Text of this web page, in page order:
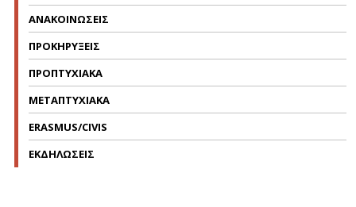
ΑΝΑΚΟΙΝΩΣΕΙΣ
ΠΡΟΚΗΡΥΞΕΙΣ
ΠΡΟΠΤΥΧΙΑΚΑ
ΜΕΤΑΠΤΥΧΙΑΚΑ
ERASMUS/CIVIS
ΕΚΔΗΛΩΣΕΙΣ